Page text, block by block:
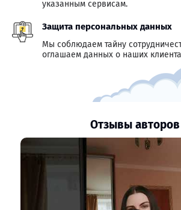
указанным сервисам.
Защита персональных данных
Мы соблюдаем тайну
оглашаем данных о наших
Отзывы авторов